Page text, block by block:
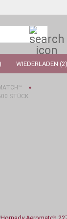
WIEDERLADEN (2)
»
STÜCK